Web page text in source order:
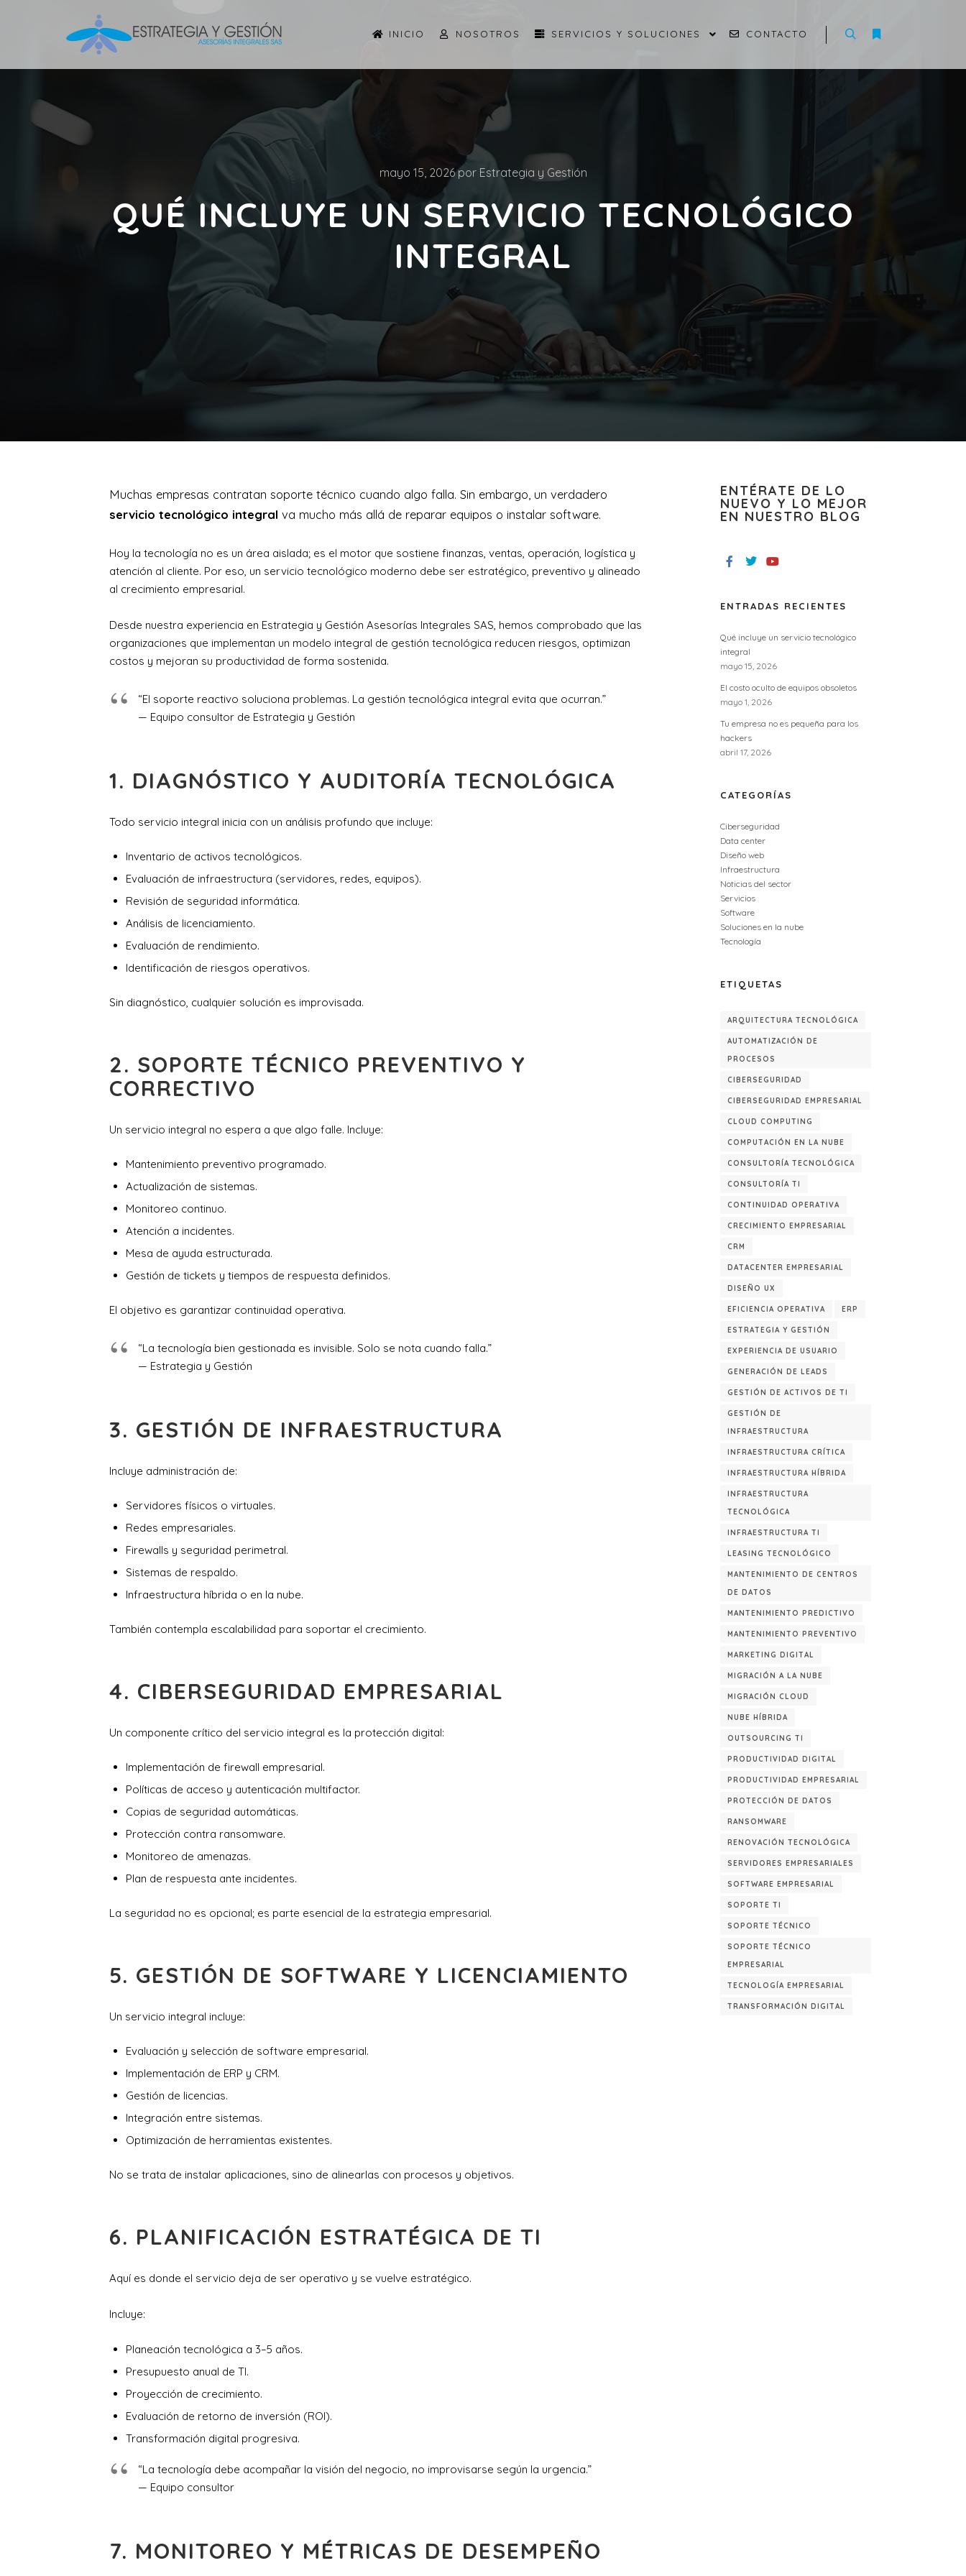
INICIO NOSOTROS SERVICIOS Y SOLUCIONES CONTACTO
mayo 15, 2026por Estrategia y Gestión
QUÉ INCLUYE UN SERVICIO TECNOLÓGICO
INTEGRAL
Muchas empresas contratan soporte técnico cuando algo falla. Sin embargo, un verdadero
servicio tecnológico integral va mucho más allá de reparar equipos o instalar software.
Hoy la tecnología no es un área aislada; es el motor que sostiene finanzas, ventas, operación, logística y
atención al cliente. Por eso, un servicio tecnológico moderno debe ser estratégico, preventivo y alineado
al crecimiento empresarial.
Desde nuestra experiencia en Estrategia y Gestión Asesorías Integrales SAS, hemos comprobado que las
organizaciones que implementan un modelo integral de gestión tecnológica reducen riesgos, optimizan
costos y mejoran su productividad de forma sostenida.
“El soporte reactivo soluciona problemas. La gestión tecnológica integral evita que ocurran.”
— Equipo consultor de Estrategia y Gestión
1. DIAGNÓSTICO Y AUDITORÍA TECNOLÓGICA
Todo servicio integral inicia con un análisis profundo que incluye:
Inventario de activos tecnológicos.
Evaluación de infraestructura (servidores, redes, equipos).
Revisión de seguridad informática.
Análisis de licenciamiento.
Evaluación de rendimiento.
Identificación de riesgos operativos.
Sin diagnóstico, cualquier solución es improvisada.
2. SOPORTE TÉCNICO PREVENTIVO Y
CORRECTIVO
Un servicio integral no espera a que algo falle. Incluye:
Mantenimiento preventivo programado.
Actualización de sistemas.
Monitoreo continuo.
Atención a incidentes.
Mesa de ayuda estructurada.
Gestión de tickets y tiempos de respuesta definidos.
El objetivo es garantizar continuidad operativa.
“La tecnología bien gestionada es invisible. Solo se nota cuando falla.”
— Estrategia y Gestión
3. GESTIÓN DE INFRAESTRUCTURA
Incluye administración de:
Servidores físicos o virtuales.
Redes empresariales.
Firewalls y seguridad perimetral.
Sistemas de respaldo.
Infraestructura híbrida o en la nube.
También contempla escalabilidad para soportar el crecimiento.
4. CIBERSEGURIDAD EMPRESARIAL
Un componente crítico del servicio integral es la protección digital:
Implementación de firewall empresarial.
Políticas de acceso y autenticación multifactor.
Copias de seguridad automáticas.
Protección contra ransomware.
Monitoreo de amenazas.
Plan de respuesta ante incidentes.
La seguridad no es opcional; es parte esencial de la estrategia empresarial.
5. GESTIÓN DE SOFTWARE Y LICENCIAMIENTO
Un servicio integral incluye:
Evaluación y selección de software empresarial.
Implementación de ERP y CRM.
Gestión de licencias.
Integración entre sistemas.
Optimización de herramientas existentes.
No se trata de instalar aplicaciones, sino de alinearlas con procesos y objetivos.
6. PLANIFICACIÓN ESTRATÉGICA DE TI
Aquí es donde el servicio deja de ser operativo y se vuelve estratégico.
Incluye:
Planeación tecnológica a 3–5 años.
Presupuesto anual de TI.
Proyección de crecimiento.
Evaluación de retorno de inversión (ROI).
Transformación digital progresiva.
“La tecnología debe acompañar la visión del negocio, no improvisarse según la urgencia.”
— Equipo consultor
7. MONITOREO Y MÉTRICAS DE DESEMPEÑO
ENTÉRATE DE LO
NUEVO Y LO MEJOR
EN NUESTRO BLOG
ENTRADAS RECIENTES
Qué incluye un servicio tecnológico
integral
mayo 15, 2026
El costo oculto de equipos obsoletos
mayo 1, 2026
Tu empresa no es pequeña para los
hackers
abril 17, 2026
CATEGORÍAS
Ciberseguridad
Data center
Diseño web
Infraestructura
Noticias del sector
Servicios
Software
Soluciones en la nube
Tecnología
ETIQUETAS
ARQUITECTURA TECNOLÓGICA
AUTOMATIZACIÓN DE
PROCESOS
CIBERSEGURIDAD
CIBERSEGURIDAD EMPRESARIAL
CLOUD COMPUTING
COMPUTACIÓN EN LA NUBE
CONSULTORÍA TECNOLÓGICA
CONSULTORÍA TI
CONTINUIDAD OPERATIVA
CRECIMIENTO EMPRESARIAL
CRM
DATACENTER EMPRESARIAL
DISEÑO UX
EFICIENCIA OPERATIVA ERP
ESTRATEGIA Y GESTIÓN
EXPERIENCIA DE USUARIO
GENERACIÓN DE LEADS
GESTIÓN DE ACTIVOS DE TI
GESTIÓN DE
INFRAESTRUCTURA
INFRAESTRUCTURA CRÍTICA
INFRAESTRUCTURA HÍBRIDA
INFRAESTRUCTURA
TECNOLÓGICA
INFRAESTRUCTURA TI
LEASING TECNOLÓGICO
MANTENIMIENTO DE CENTROS
DE DATOS
MANTENIMIENTO PREDICTIVO
MANTENIMIENTO PREVENTIVO
MARKETING DIGITAL
MIGRACIÓN A LA NUBE
MIGRACIÓN CLOUD
NUBE HÍBRIDA
OUTSOURCING TI
PRODUCTIVIDAD DIGITAL
PRODUCTIVIDAD EMPRESARIAL
PROTECCIÓN DE DATOS
RANSOMWARE
RENOVACIÓN TECNOLÓGICA
SERVIDORES EMPRESARIALES
SOFTWARE EMPRESARIAL
SOPORTE TI
SOPORTE TÉCNICO
SOPORTE TÉCNICO
EMPRESARIAL
TECNOLOGÍA EMPRESARIAL
TRANSFORMACIÓN DIGITAL